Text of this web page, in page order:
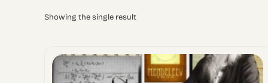
Showing the single result